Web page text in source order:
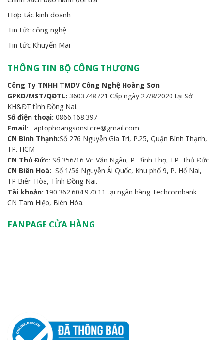
Hợp tác kinh doanh
Tin tức công nghệ
Tin tức Khuyến Mãi
THÔNG TIN BỘ CÔNG THƯƠNG
Công Ty TNHH TMDV Công Nghệ Hoàng Sơn
GPKD/MST/QĐTL: 3603748721 Cấp ngày 27/8/2020 tại Sở
KH&ĐT tỉnh Đồng Nai.
Số điện thoại: 0866.168.397
Email: Laptophoangsonstore@gmail.com
CN Bình Thạnh:Số 276 Nguyễn Gia Trí, P.25, Quận Bình Thạnh,
TP. HCM
CN Thủ Đức: Số 356/16 Võ Văn Ngân, P. Bình Thọ, TP. Thủ Đức
CN Biên Hoà: Số 1/56 Nguyễn Ái Quốc, Khu phố 9, P. Hố Nai,
TP Biên Hòa, Tỉnh Đồng Nai.
Tài khoản: 190.362.604.970.11 tại ngân hàng Techcombank –
CN Tam Hiệp, Biên Hòa.
FANPAGE CỬA HÀNG